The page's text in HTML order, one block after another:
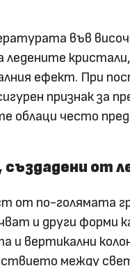
във
ледените
ефект. При
признак за
облаци често
от
от по-голямата
и други форми
и вертикални
между